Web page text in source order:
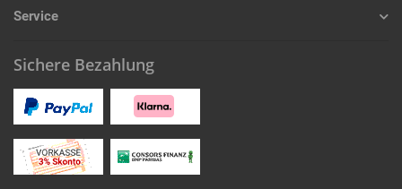
Service
Sichere Bezahlung